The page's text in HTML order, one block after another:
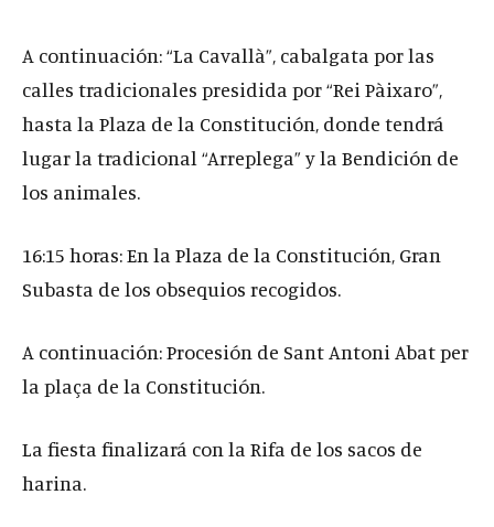
A continuación: “La Cavallà”, cabalgata por las
calles tradicionales presidida por “Rei Pàixaro”,
hasta la Plaza de la Constitución, donde tendrá
lugar la tradicional “Arreplega” y la Bendición de
los animales.
16:15 horas: En la Plaza de la Constitución, Gran
Subasta de los obsequios recogidos.
A continuación: Procesión de Sant Antoni Abat per
la plaça de la Constitución.
La fiesta finalizará con la Rifa de los sacos de
harina.